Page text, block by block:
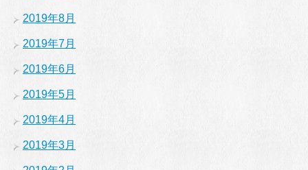
2019年8月
2019年7月
2019年6月
2019年5月
2019年4月
2019年3月